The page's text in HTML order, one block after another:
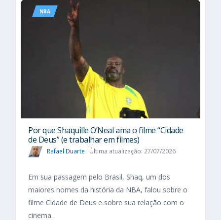
NBA
Por que Shaquille O’Neal ama o filme “Cidade
de Deus” (e trabalhar em filmes)
Rafael Duarte Última atualização: 27/07/2026
Em sua passagem pelo Brasil, Shaq, um dos
maiores nomes da história da NBA, falou sobre o
filme Cidade de Deus e sobre sua relação com o
cinema.